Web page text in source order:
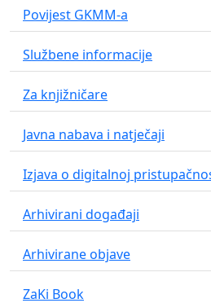
Povijest GKMM-a
Službene informacije
Za knjižničare
Javna nabava i natječaji
Izjava o digitalnoj
Arhivirani događaji
Arhivirane objave
ZaKi Book